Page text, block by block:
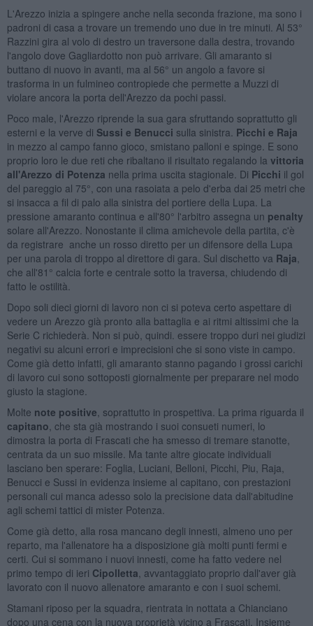
L'Arezzo inizia a spingere anche nella seconda frazione, ma sono i
padroni di casa a trovare un tremendo uno due in tre minuti. Al 53°
Razzini gira al volo di destro un traversone dalla destra, trovando
l'angolo dove Gagliardotto non può arrivare. Gli amaranto si
buttano di nuovo in avanti, ma al 56° un angolo a favore si
trasforma in un fulmineo contropiede che permette a Muzzi di
violare ancora la porta dell'Arezzo da pochi passi.
Poco male, l'Arezzo riprende la sua gara sfruttando soprattutto gli
esterni e la verve di Sussi e Benucci sulla sinistra. Picchi e Raja
in mezzo al campo fanno gioco, smistano palloni e spinge. E sono
proprio loro le due reti che ribaltano il risultato regalando la vittoria
all'Arezzo di Potenza nella prima uscita stagionale. Di Picchi il gol
del pareggio al 75°, con una rasoiata a pelo d'erba dai 25 metri che
si insacca a fil di palo alla sinistra del portiere della Lupa. La
pressione amaranto continua e all'80° l'arbitro assegna un penalty
solare all'Arezzo. Nonostante il clima amichevole della partita, c'è
da registrare anche un rosso diretto per un difensore della Lupa
per una parola di troppo al direttore di gara. Sul dischetto va Raja
che all'81° calcia forte e centrale sotto la traversa, chiudendo di
fatto le ostilità.
Dopo soli dieci giorni di lavoro non ci si poteva certo aspettare di
vedere un Arezzo già pronto alla battaglia e ai ritmi altissimi che la
Serie C richiederà. Non si può, quindi. essere troppo duri nei giudizi
negativi su alcuni errori e imprecisioni che si sono viste in campo.
Come già detto infatti, gli amaranto stanno pagando i grossi carichi
di lavoro cui sono sottoposti giornalmente per preparare nel modo
giusto la stagione.
Molte note positive , soprattutto in prospettiva. La prima riguarda il
capitano , che sta già mostrando i suoi consueti numeri, lo
dimostra la porta di Frascati che ha smesso di tremare stanotte,
centrata da un suo missile. Ma tante altre giocate individuali
lasciano ben sperare: Foglia, Luciani, Belloni, Picchi, Piu, Raja,
Benucci e Sussi in evidenza insieme al capitano, con prestazioni
personali cui manca adesso solo la precisione data dall'abitudine
agli schemi tattici di mister Potenza.
Come già detto, alla rosa mancano degli innesti, almeno uno per
reparto, ma l'allenatore ha a disposizione già molti punti fermi e
certi. Cui si sommano i nuovi innesti, come ha fatto vedere nel
primo tempo di ieri Cipolletta , avvantaggiato proprio dall'aver già
lavorato con il nuovo allenatore amaranto e con i suoi schemi.
Stamani riposo per la squadra, rientrata in nottata a Chianciano
dopo una cena con la nuova proprietà vicino a Frascati. Insieme